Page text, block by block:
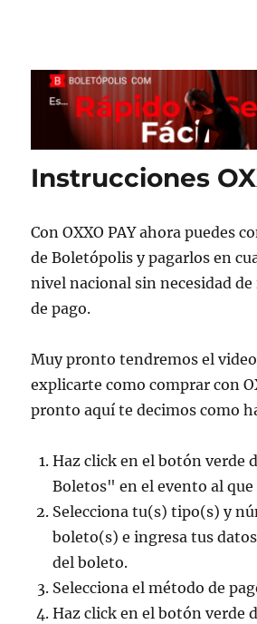
Instrucciones
Con OXXO PAY ahora puedes
de Boletópolis y pagarlos en
nivel nacional sin necesidad
de pago.
Muy pronto tendremos el
explicarte como comprar con
pronto aquí te decimos como
Haz click en el botón verde
Boletos" en el evento al que
Selecciona tu(s) tipo(s) y
boleto(s) e ingresa tus
del boleto.
Selecciona el método de
Haz click en el botón verde